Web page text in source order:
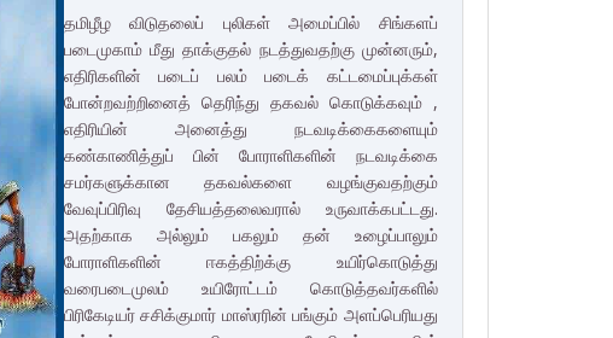
தமிழீழ விடுதலைப் புலிகள் அமைப்பில் சிங்களப்
படைமுகாம் மீது தாக்குதல் நடத்துவதற்கு முன்னரும்,
எதிரிகளின் படைப் பலம் படைக் கட்டமைப்புக்கள்
போன்றவற்றினைத் தெரிந்து தகவல் கொடுக்கவும் ,
எதிரியின் அனைத்து நடவடிக்கைகளையும்
கண்காணித்துப் பின் போராளிகளின் நடவடிக்கை
சமர்களுக்கான தகவல்களை வழங்குவதற்கும்
வேவுப்பிரிவு தேசியத்தலைவரால் உருவாக்கபட்டது.
அதற்காக அல்லும் பகலும் தன் உழைப்பாலும்
போராளிகளின் ஈகத்திற்க்கு உயிர்கொடுத்து
வரைபடைமுலம் உயிரோட்டம் கொடுத்தவர்களில்
பிரிகேடியர் சசிக்குமார் மாஸ்ரரின் பங்கும் அளப்பெரியது